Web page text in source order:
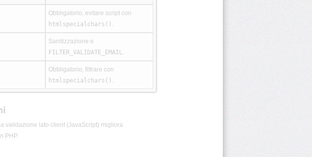
Obbligatorio, evitare script con
htmlspecialchars() .
Sanitizzazione e
FILTER_VALIDATE_EMAIL.
Obbligatorio, filtrare con
htmlspecialchars() .
validazione lato client (JavaScript) migliora
PHP.